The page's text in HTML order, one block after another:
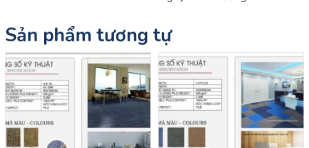
Sản phẩm tương tự